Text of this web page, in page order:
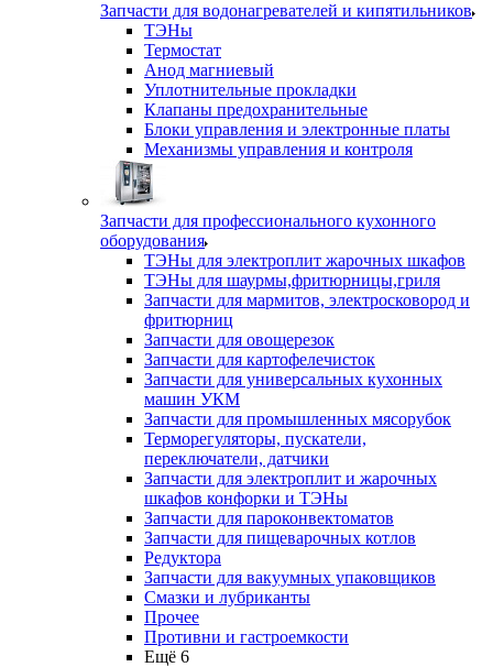
Запчасти для водонагревателей и кипятильников
ТЭНы
Термостат
Анод магниевый
Уплотнительные прокладки
Клапаны предохранительные
Блоки управления и электронные платы
Механизмы управления и контроля
Запчасти для профессионального кухонного
оборудования
ТЭНы для электроплит жарочных шкафов
ТЭНы для шаурмы,фритюрницы,гриля
Запчасти для мармитов, электросковород и
фритюрниц
Запчасти для овощерезок
Запчасти для картофелечисток
Запчасти для универсальных кухонных
машин УКМ
Запчасти для промышленных мясорубок
Терморегуляторы, пускатели,
переключатели, датчики
Запчасти для электроплит и жарочных
шкафов конфорки и ТЭНы
Запчасти для пароконвектоматов
Запчасти для пищеварочных котлов
Редуктора
Запчасти для вакуумных упаковщиков
Смазки и лубриканты
Прочее
Противни и гастроемкости
Ещё 6